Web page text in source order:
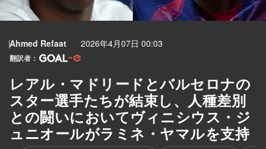
Ahmed Refaat 2026年4月07日 00:03
翻訳者：
レアル・マドリードとバルセロナの
スター選手たちが結束し、人種差別
との闘いにおいてヴィニシウス・ジ
ュニオールがラミネ・ヤマルを支持